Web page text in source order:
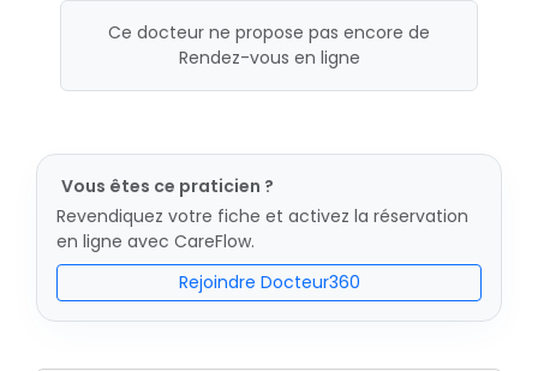
Ce docteur ne propose pas encore de
Rendez-vous en ligne
Vous êtes ce praticien ?
Revendiquez votre fiche et activez la réservation
en ligne avec CareFlow.
Rejoindre Docteur360